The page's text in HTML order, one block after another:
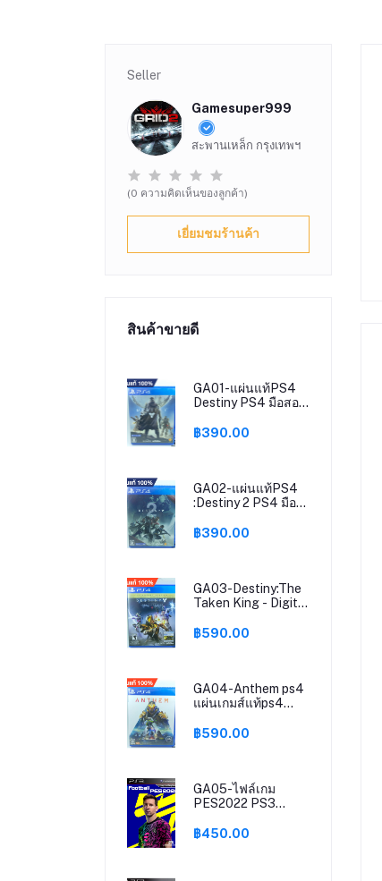
Seller
Gamesuper999
สะพานเหล็ก กรุงเทพฯ
(0 ความคิดเห็นของลูกค้า)
เยี่ยมชมร้านค้า
สินค้าขายดี
GA01-แผ่นแท้PS4
Destiny PS4 มือสอง
สะสม เล่นได้100%
฿390.00
GA02-แผ่นแท้PS4
:Destiny 2 PS4 มือ
สะสม เล่นได้100%
฿390.00
GA03-Destiny:The
Taken King - Digital
ps4 (มือสอง) แผ่น
฿590.00
GA04-Anthem ps4
แผ่นเกมส์แท้ps4
แผ่นps4
฿590.00
GA05-ไฟล์เกม
PES2022 PS3
PES2022 ps3
฿450.00